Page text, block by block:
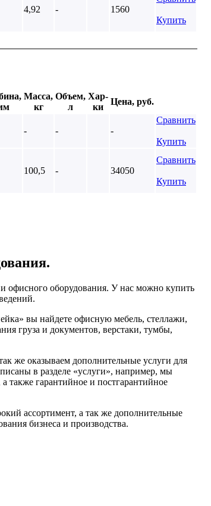
4,92 - 1560
Купить
Масса,
кг
Объем,
л
Хар-
ки
Цена, руб.
- - -
Сравнить
Купить
100,5 - 34050
Сравнить
Купить
офисного оборудования. У нас можно купить
вы найдете офисную мебель, стеллажи,
груза и документов, верстаки, тумбы,
же оказываем дополнительные услуги для
в разделе «услуги», например, мы
также гарантийное и постгарантийное
ассортимент, а так же дополнительные
бизнеса и производства.